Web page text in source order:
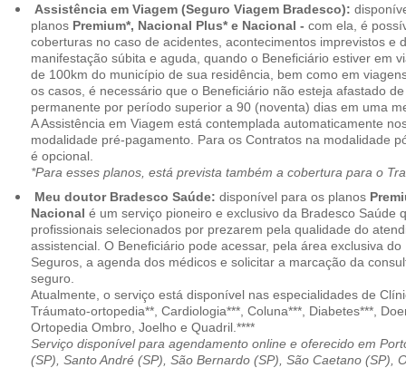
Assistência em Viagem (Seguro Viagem Bradesco):
planos Premium*, Nacional Plus* e Nacional - com ela, é
coberturas no caso de acidentes, acontecimentos imprevistos e
manifestação súbita e aguda, quando o Beneficiário estiver em
de 100km do município de sua residência, bem como em
os casos, é necessário que o Beneficiário não esteja afastado
permanente por período superior a 90 (noventa) dias em uma
A Assistência em Viagem está contemplada automaticamente
modalidade pré-pagamento. Para os Contratos na modalidade
é opcional.
*Para esses planos, está prevista também a cobertura para o
Meu doutor Bradesco Saúde: disponível para os planos
Nacional é um serviço pioneiro e exclusivo da Bradesco Saúde
profissionais selecionados por prezarem pela qualidade do
assistencial. O Beneficiário pode acessar, pela área exclusiva
Seguros, a agenda dos médicos e solicitar a marcação da
seguro.
Atualmente, o serviço está disponível nas especialidades de
Tráumato-ortopedia**, Cardiologia***, Coluna***, Diabetes***,
Ortopedia Ombro, Joelho e Quadril.****
Serviço disponível para agendamento online e oferecido em
(SP), Santo André (SP), São Bernardo (SP), São Caetano (SP),